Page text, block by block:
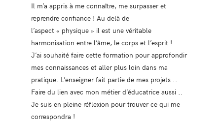
Il m’a appris à me connaître, me surpasser et
reprendre confiance ! Au delà de
l’aspect « physique » il est une véritable
harmonisation entre l’âme, le corps et l’esprit !
J’ai souhaité faire cette formation pour approfondir
mes connaissances et aller plus loin dans ma
pratique. L’enseigner fait partie de mes projets ..
Faire du lien avec mon métier d’éducatrice aussi ..
Je suis en pleine réflexion pour trouver ce qui me
correspondra !